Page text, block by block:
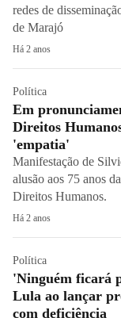
redes de
de Marajó
Há 2 anos
Política
Em
Direitos
'empatia'
Manifestação de
alusão aos 75 anos
Direitos Humanos.
Há 2 anos
Política
'Ninguém ficará
Lula ao lançar
com deficiência